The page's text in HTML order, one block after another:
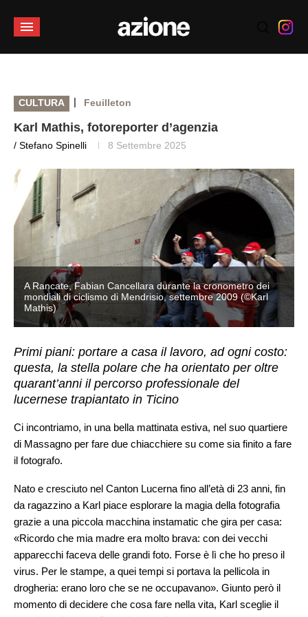
CULTURA | Feuilleton
Karl Mathis, fotoreporter d’agenzia
/ Stefano Spinelli 8 Settembre 2025
A Rancate, Fabian Cancellara durante la cronometro dei
mondiali di ciclismo di Mendrisio, settembre 2009 (©Karl
Mathis)
Primi piani: portare a casa il lavoro, ad ogni costo:
questa, la stella polare che ha orientato per oltre
quarant’anni il percorso professionale del
lucernese trapiantato in Ticino
Ci incontriamo, in una bella mattinata estiva, nel suo quartiere
di Massagno per fare due chiacchiere su come sia finito a fare
il fotografo.
Nato e cresciuto nel Canton Lucerna fino all’età di 23 anni, fin
da ragazzino a Karl piace esplorare la magia della fotografia
grazie a una piccola macchina instamatic che gira per casa:
«Ricordo che mia madre era molto brava: con dei vecchi
apparecchi faceva delle grandi foto. Forse è lì che ho preso il
virus. Per le stampe, a quei tempi si portava la pellicola in
drogheria: erano loro che se ne occupavano». Giunto però il
momento di decidere che cosa fare nella vita, Karl sceglie il